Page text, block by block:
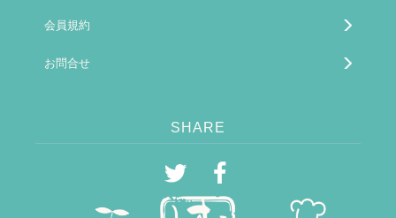
会員規約
お問合せ
SHARE